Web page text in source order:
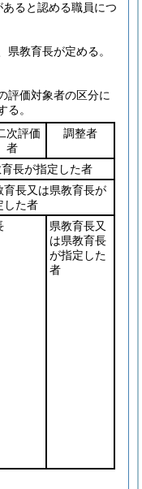
ると認める職員につ
県教育長が定める。
評価対象者の区分に
る。
次評価
者
調整者
長が指定した者
育長又は県教育長が
した者
県教育長又
は県教育長
が指定した
者